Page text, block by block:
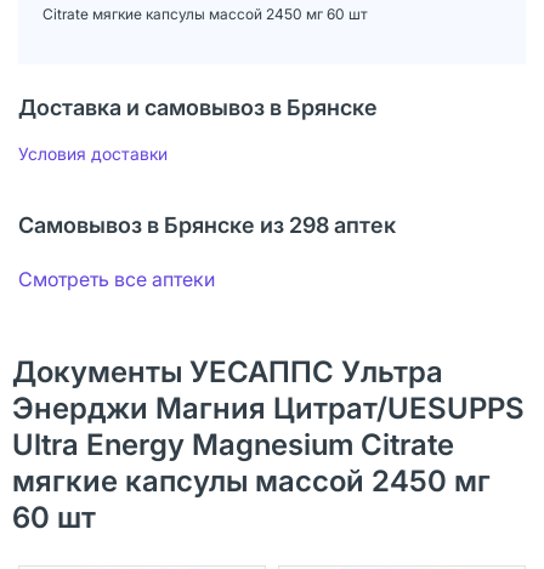
Citrate мягкие капсулы массой 2450 мг 60 шт
Доставка и самовывоз в Брянске
Условия доставки
Самовывоз в Брянске из 298 аптек
Смотреть все аптеки
Документы УЕСАППС Ультра
Энерджи Магния Цитрат/UESUPPS
Ultra Energy Magnesium Citrate
мягкие капсулы массой 2450 мг
60 шт